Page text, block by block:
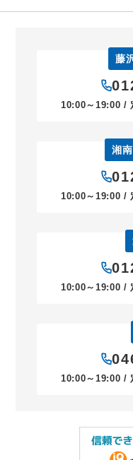
藤
10:00～19:00 /
湘
10:00～19:00 /
10:00～19:00 /
10:00～19:00 /